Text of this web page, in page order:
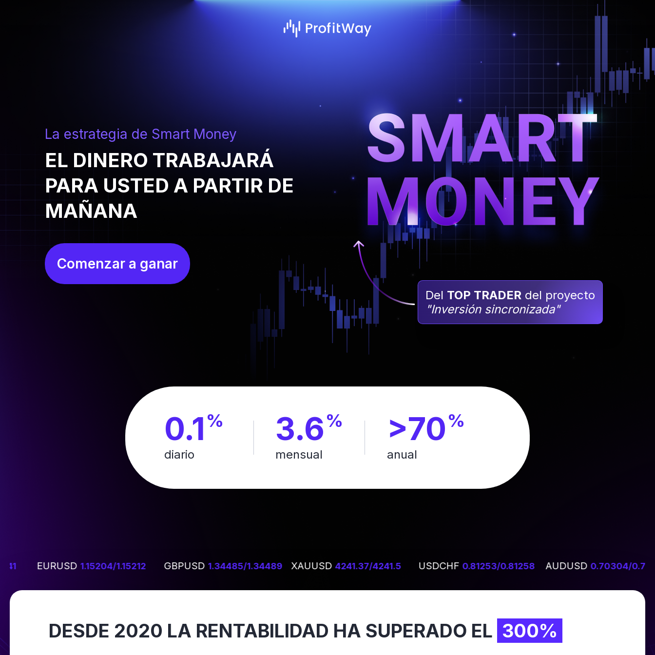
Del TOP TRADER del proyecto
"Inversión sincronizada"
La estrategia de Smart Money
EL DINERO TRABAJARÁ
PARA USTED A PARTIR DE
MAÑANA
Comenzar a ganar
0.1 %
diario
3.6%
mensual
>70%
anual
EURUSD1.15204/1.15212 GBPUSD1.34485/1.34489 XAUUSD4241.37/4241.5 USDCHF0.81253/0.81258 AUDUSD0.70304/
DESDE 2020 LA RENTABILIDAD HA SUPERADO EL 300%